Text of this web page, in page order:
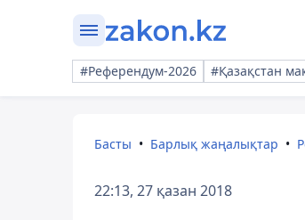
#Референдум-2026 #Қазақстан
Басты Барлық жаңалықтар
22:13, 27 қазан 2018